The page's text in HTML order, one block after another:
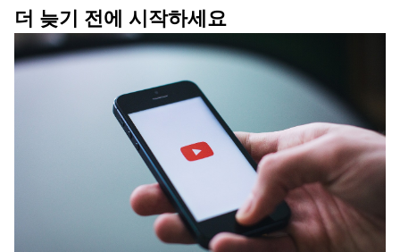
더 늦기 전에 시작하세요